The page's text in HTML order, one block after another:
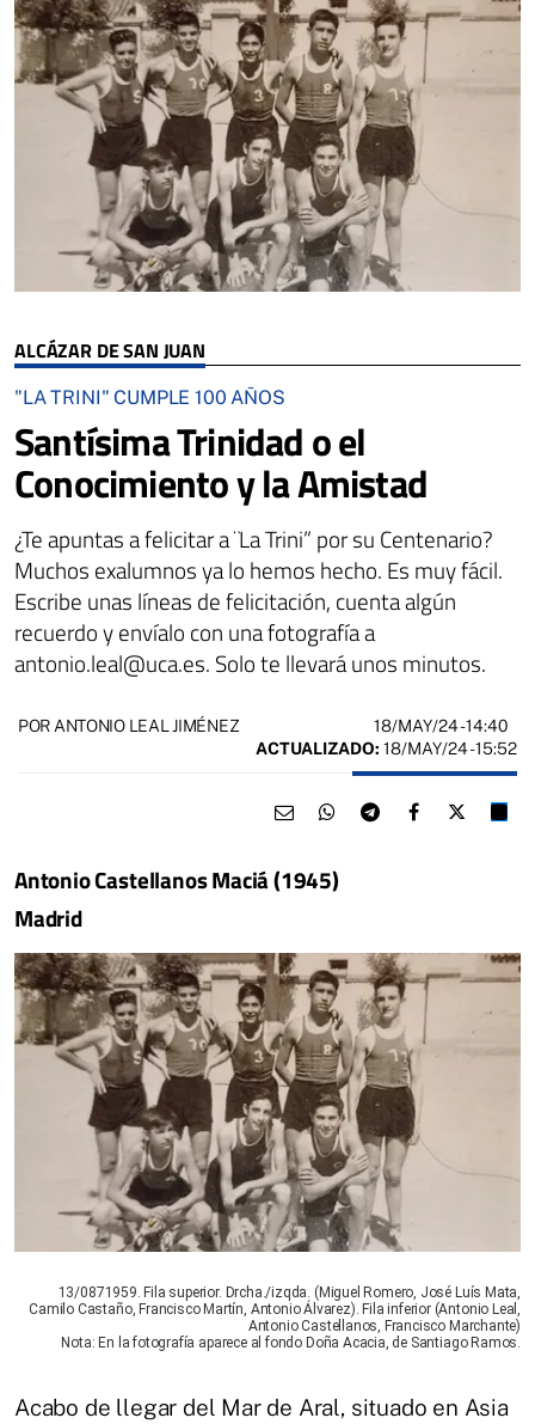
ALCÁZAR DE SAN JUAN
"LA TRINI" CUMPLE 100 AÑOS
Santísima Trinidad o el
Conocimiento y la Amistad
¿Te apuntas a felicitar a ¨La Trini” por su Centenario?
Muchos exalumnos ya lo hemos hecho. Es muy fácil.
Escribe unas líneas de felicitación, cuenta algún
recuerdo y envíalo con una fotografía a
antonio.leal@uca.es. Solo te llevará unos minutos.
POR ANTONIO LEAL JIMÉNEZ 18/MAY/24- 14:40
ACTUALIZADO: 18/MAY/24 - 15:52
Antonio Castellanos Maciá (1945)
Madrid
13/0871959. Fila superior. Drcha./izqda. (Miguel Romero, José Luís Mata,
Camilo Castaño, Francisco Martín, Antonio Álvarez). Fila inferior (Antonio Leal,
Antonio Castellanos, Francisco Marchante)
Nota: En la fotografía aparece al fondo Doña Acacia, de Santiago Ramos.
Acabo de llegar del Mar de Aral, situado en Asia